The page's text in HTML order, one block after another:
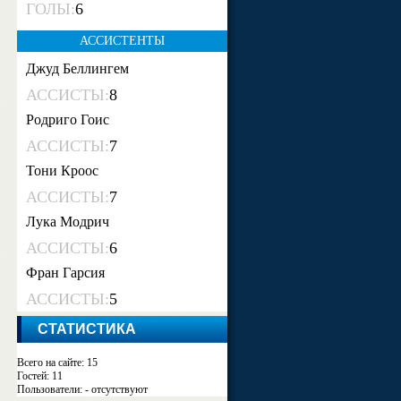
ГОЛЫ:6
АССИСТЕНТЫ
Джуд Беллингем
АССИСТЫ:8
Родриго Гоис
АССИСТЫ:7
Тони Кроос
АССИСТЫ:7
Лука Модрич
АССИСТЫ:6
Фран Гарсия
АССИСТЫ:5
СТАТИСТИКА
Всего на сайте: 15
Гостей: 11
Пользователи: - отсутствуют